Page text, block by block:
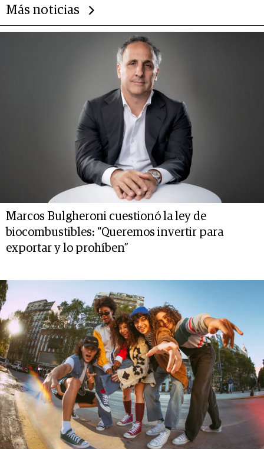
Más noticias
Marcos Bulgheroni cuestionó la ley de
biocombustibles: “Queremos invertir para
exportar y lo prohíben”